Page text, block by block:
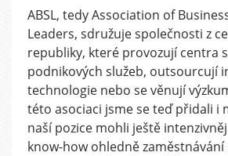
a
ABSL, tedy Association of
Leaders, sdružuje společnosti z
republiky, které provozují centra
podnikových služeb, outsourcují
technologie nebo se věnují
této asociaci jsme se teď přidali i
naší pozice mohli ještě
know-how ohledně zaměstnávání